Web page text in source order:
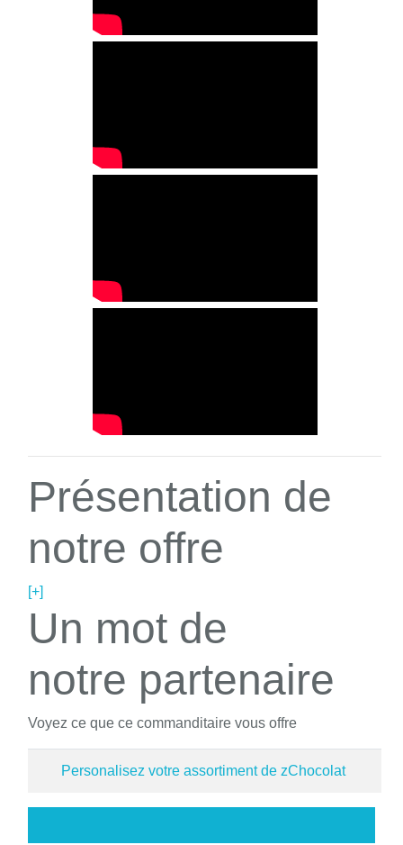
Présentation de
notre offre
[+]
Un mot de
notre partenaire
Voyez ce que ce commanditaire vous offre
Personalisez votre assortiment de zChocolat